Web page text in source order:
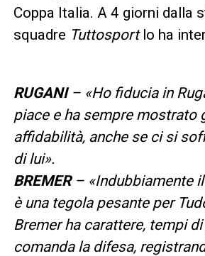
Coppa Italia. A 4 giorni dalla
squadre Tuttosport lo ha
RUGANI – «Ho fiducia in
piace e ha sempre mostrato
affidabilità, anche se ci si
di lui».
BREMER – «Indubbiamente
è una tegola pesante per
Bremer ha carattere, tempi
comanda la difesa,